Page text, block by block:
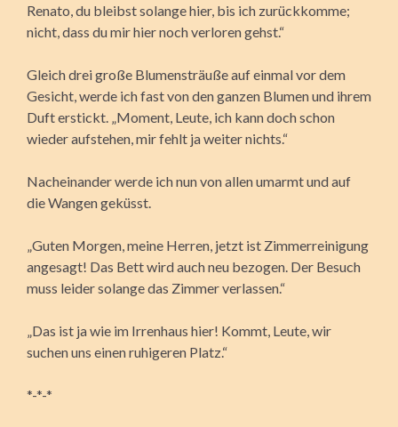
Renato, du bleibst solange hier, bis ich zurückkomme;
nicht, dass du mir hier noch verloren gehst.“
Gleich drei große Blumensträuße auf einmal vor dem
Gesicht, werde ich fast von den ganzen Blumen und ihrem
Duft erstickt. „Moment, Leute, ich kann doch schon
wieder aufstehen, mir fehlt ja weiter nichts.“
Nacheinander werde ich nun von allen umarmt und auf
die Wangen geküsst.
„Guten Morgen, meine Herren, jetzt ist Zimmerreinigung
angesagt! Das Bett wird auch neu bezogen. Der Besuch
muss leider solange das Zimmer verlassen.“
„Das ist ja wie im Irrenhaus hier! Kommt, Leute, wir
suchen uns einen ruhigeren Platz.“
*-*-*